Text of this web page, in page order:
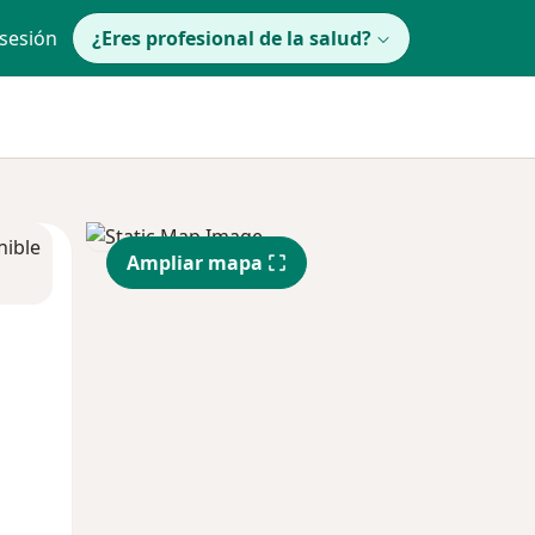
¿Eres profesional de la salud?
Ampliar mapa